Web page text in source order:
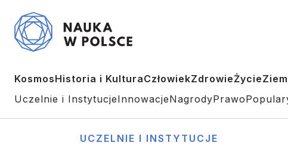
KosmosHistoria i KulturaCzłowiekZdrowieŻycie
Uczelnie i InstytucjeInnowacjeNagrodyPrawo
UCZELNIE I INSTYTUCJE